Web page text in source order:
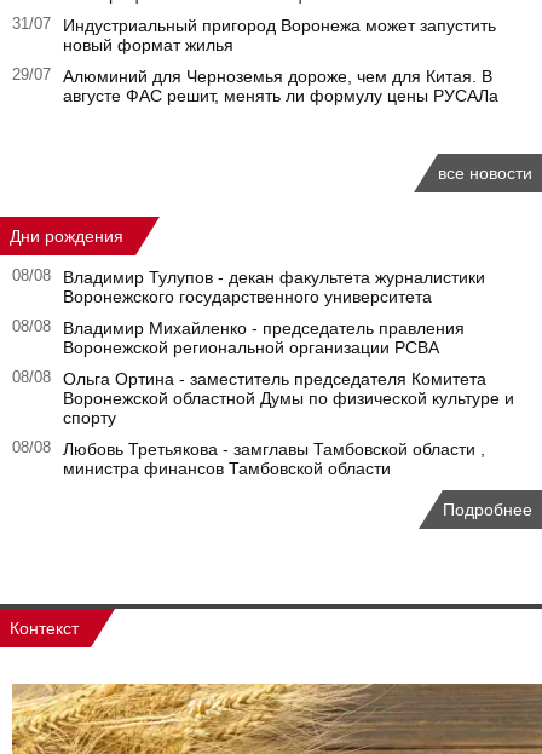
31/07
Индустриальный пригород Воронежа может запустить
новый формат жилья
29/07
Алюминий для Черноземья дороже, чем для Китая. В
августе ФАС решит, менять ли формулу цены РУСАЛа
все новости
Дни рождения
08/08
Владимир Тулупов - декан факультета журналистики
Воронежского государственного университета
08/08
Владимир Михайленко - председатель правления
Воронежской региональной организации РСВА
08/08
Ольга Ортина - заместитель председателя Комитета
Воронежской областной Думы по физической культуре и
спорту
08/08
Любовь Третьякова - замглавы Тамбовской области ,
министра финансов Тамбовской области
Подробнее
Контекст